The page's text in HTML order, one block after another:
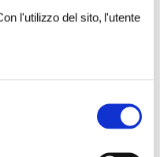
l'utilizzo del sito, l'utente